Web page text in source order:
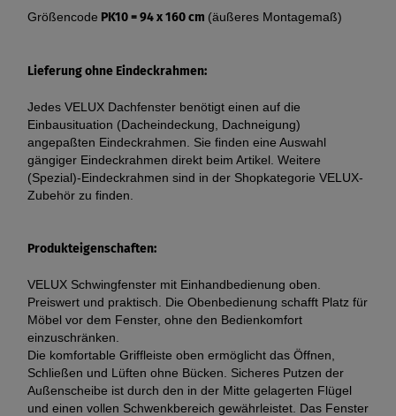
Größencode PK10 = 94 x 160 cm (äußeres Montagemaß)
Lieferung ohne Eindeckrahmen:
Jedes VELUX Dachfenster benötigt einen auf die
Einbausituation (Dacheindeckung, Dachneigung)
angepaßten Eindeckrahmen. Sie finden eine Auswahl
gängiger Eindeckrahmen direkt beim Artikel. Weitere
(Spezial)-Eindeckrahmen sind in der Shopkategorie VELUX-
Zubehör zu finden.
Produkteigenschaften:
VELUX Schwingfenster mit Einhandbedienung oben.
Preiswert und praktisch. Die Obenbedienung schafft Platz für
Möbel vor dem Fenster, ohne den Bedienkomfort
einzuschränken.
Die komfortable Griffleiste oben ermöglicht das Öffnen,
Schließen und Lüften ohne Bücken. Sicheres Putzen der
Außenscheibe ist durch den in der Mitte gelagerten Flügel
und einen vollen Schwenkbereich gewährleistet. Das Fenster